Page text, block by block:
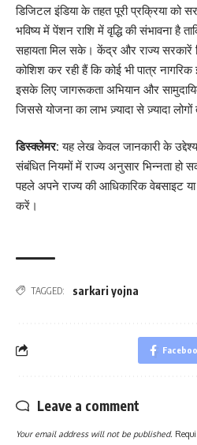
डिजिटल इंडिया के तहत पूरी प्रक्रिया को
भविष्य में पेंशन राशि में वृद्धि की संभावना है
सहायता मिल सके। केंद्र और राज्य सरकारें
कोशिश कर रही हैं कि कोई भी पात्र
इसके लिए जागरूकता अभियान और
जिससे योजना का लाभ ज़्यादा से ज़्यादा
डिस्क्लेमर:यह लेख केवल जानकारी के
संबंधित नियमों में राज्य अनुसार भिन्नता
पहले अपने राज्य की आधिकारिक वेबसाइट
करें।
TAGGED: sarkari yojna
Leave a comment
Your email address will not be published.